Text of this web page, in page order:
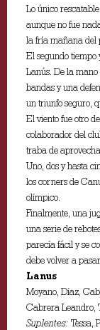
Lo único
aunque no fue
la fría mañana del
El segundo tiempo
Lanús. De la
bandas y una
un triunfo seguro,
El viento fue otro
colaborador del
traba de
Uno, dos y hasta
los corners de
olímpico.
Finalmente, una
una serie de
parecía fácil y se
debe volver a
Lanus
Moyano, Díaz,
Cabrera Leandro,
Suplentes: Tessa,